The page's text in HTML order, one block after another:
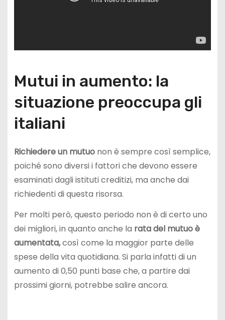
Mutui in aumento: la
situazione preoccupa gli
italiani
Richiedere un mutuonon è sempre così semplice,
poiché sono diversi i fattori che devono essere
esaminati dagli istituti creditizi, ma anche dai
richiedenti di questa risorsa.
Per molti però, questo periodo non è di certo uno
dei migliori, in quanto anche la rata del mutuo è
aumentata,così come la maggior parte delle
spese della vita quotidiana. Si parla infatti di un
aumento di 0,50 punti base che, a partire dai
prossimi giorni, potrebbe salire ancora.